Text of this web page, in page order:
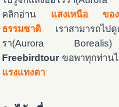
คลิกอ่าน แสงเหนือ ของ
ธรรมชาติ เราสามารถไป
รา(Aurora Borealis)
Freebirdtour ขอพาทุกท่าน
แรงแทงตา